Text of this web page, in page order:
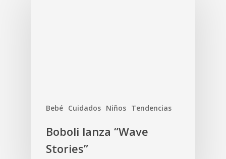
Bebé Cuidados Niños Tendencias
Boboli lanza “Wave
Stories”